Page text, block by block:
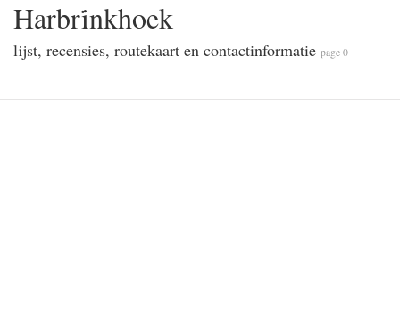
Harbri̇nkhoek
lijst, recensies, routekaart en contactinformatie page 0